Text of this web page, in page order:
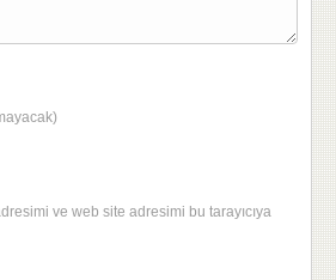
ve web site adresimi bu tarayıcıya